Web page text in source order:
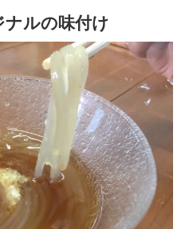
ルの味付け